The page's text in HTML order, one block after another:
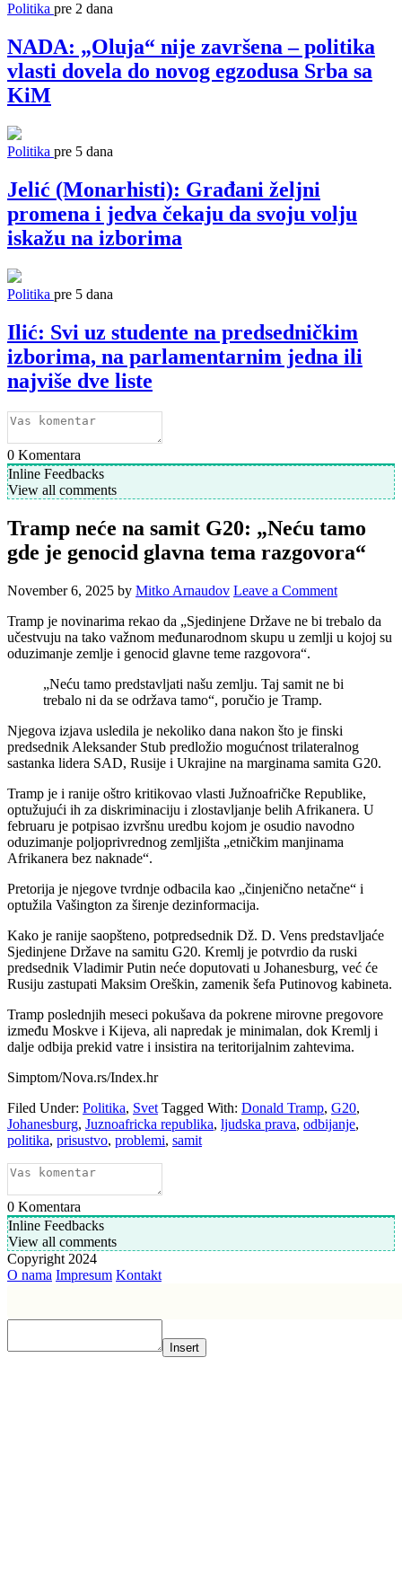
Politika pre 2 dana
NADA: „Oluja“ nije završena – politika
vlasti dovela do novog egzodusa Srba sa
KiM
Politika pre 5 dana
Jelić (Monarhisti): Građani željni
promena i jedva čekaju da svoju volju
iskažu na izborima
Politika pre 5 dana
Ilić: Svi uz studente na predsedničkim
izborima, na parlamentarnim jedna ili
najviše dve liste
0 Komentara
Inline Feedbacks
View all comments
Tramp neće na samit G20: „Neću tamo
gde je genocid glavna tema razgovora“
November 6, 2025 by Mitko Arnaudov Leave a Comment
Tramp je novinarima rekao da „Sjedinjene Države ne bi trebalo da
učestvuju na tako važnom međunarodnom skupu u zemlji u kojoj su
oduzimanje zemlje i genocid glavne teme razgovora“.
„Neću tamo predstavljati našu zemlju. Taj samit ne bi
trebalo ni da se održava tamo“, poručio je Tramp.
Njegova izjava usledila je nekoliko dana nakon što je finski
predsednik Aleksander Stub predložio mogućnost trilateralnog
sastanka lidera SAD, Rusije i Ukrajine na marginama samita G20.
Tramp je i ranije oštro kritikovao vlasti Južnoafričke Republike,
optužujući ih za diskriminaciju i zlostavljanje belih Afrikanera. U
februaru je potpisao izvršnu uredbu kojom je osudio navodno
oduzimanje poljoprivrednog zemljišta „etničkim manjinama
Afrikanera bez naknade“.
Pretorija je njegove tvrdnje odbacila kao „činjenično netačne“ i
optužila Vašington za širenje dezinformacija.
Kako je ranije saopšteno, potpredsednik Dž. D. Vens predstavljaće
Sjedinjene Države na samitu G20. Kremlj je potvrdio da ruski
predsednik Vladimir Putin neće doputovati u Johanesburg, već će
Rusiju zastupati Maksim Oreškin, zamenik šefa Putinovog kabineta.
Tramp poslednjih meseci pokušava da pokrene mirovne pregovore
između Moskve i Kijeva, ali napredak je minimalan, dok Kremlj i
dalje odbija prekid vatre i insistira na teritorijalnim zahtevima.
Simptom/Nova.rs/Index.hr
Filed Under: Politika, Svet Tagged With: Donald Tramp, G20,
Johanesburg, Juznoafricka republika, ljudska prava, odbijanje,
politika, prisustvo, problemi, samit
0 Komentara
Inline Feedbacks
View all comments
Copyright 2024
O nama Impresum Kontakt
Insert